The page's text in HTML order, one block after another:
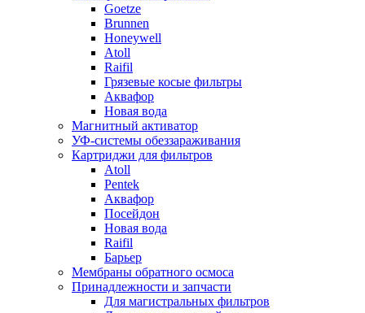
Goetze
Brunnen
Honeywell
Atoll
Raifil
Грязевые косые фильтры
Аквафор
Новая вода
Магнитный активатор
УФ-системы обеззараживания
Картриджи для фильтров
Atoll
Pentek
Аквафор
Посейдон
Новая вода
Raifil
Барьер
Мембраны обратного осмоса
Принадлежности и запчасти
Для магистральных фильтров